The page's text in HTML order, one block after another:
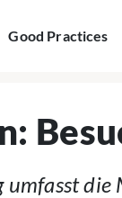
Good Practices
umfasst